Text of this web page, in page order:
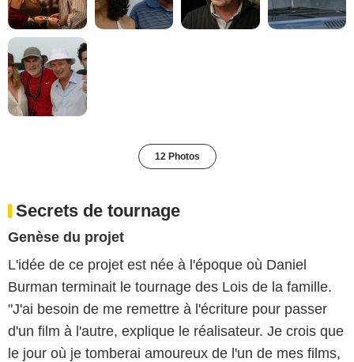
12 Photos
Secrets de tournage
Genèse du projet
L'idée de ce projet est née à l'époque où Daniel
Burman terminait le tournage des Lois de la famille.
"J'ai besoin de me remettre à l'écriture pour passer
d'un film à l'autre, explique le réalisateur. Je crois que
le jour où je tomberai amoureux de l'un de mes films,